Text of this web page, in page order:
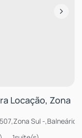
Locação, Zona
507,Zona Sul ,Balneário